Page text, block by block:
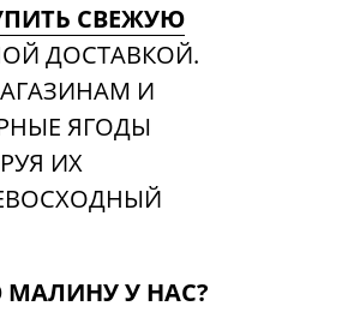
СВЕЖУЮ
ДОСТАВКОЙ.
И
ЯГОДЫ
ИХ
У НАС?